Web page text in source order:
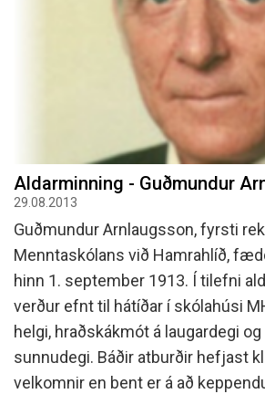
Aldarminning - Guðmundur
29.08.2013
Guðmundur Arnlaugsson, fyrsti
Menntaskólans við Hamrahlíð,
hinn 1. september 1913. Í tilefni
verður efnt til hátíðar í skólahúsi
helgi, hraðskákmót á laugardegi
sunnudegi. Báðir atburðir hefjast
velkomnir en bent er á að